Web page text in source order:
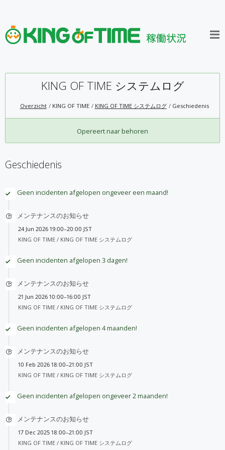
KING OF TIME システムログ
Overzicht KING OF TIME KING OF TIME システムログ Geschiedenis
Opereert naar behoren
Geschiedenis
Geen incidenten afgelopen ongeveer een maand!
メンテナンスのお知らせ
24 Jun 2026 19:00–20:00 JST
KING OF TIME / KING OF TIME システムログ
Geen incidenten afgelopen 3 dagen!
メンテナンスのお知らせ
21 Jun 2026 10:00–16:00 JST
KING OF TIME / KING OF TIME システムログ
Geen incidenten afgelopen 4 maanden!
メンテナンスのお知らせ
10 Feb 2026 18:00–21:00 JST
KING OF TIME / KING OF TIME システムログ
Geen incidenten afgelopen ongeveer 2 maanden!
メンテナンスのお知らせ
17 Dec 2025 18:00–21:00 JST
KING OF TIME / KING OF TIME システムログ